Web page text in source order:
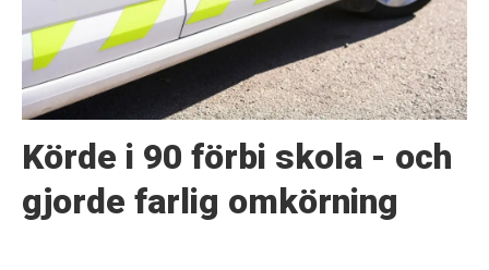
Körde i 90 förbi skola - och
gjorde farlig omkörning